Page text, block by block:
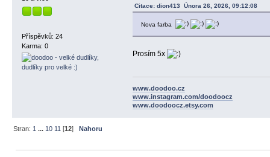
Příspěvků: 24
Karma: 0
Citace: dion413 Února 26, 2026, 09:12:08
Nova farba
Prosím 5x
www.doodoo.cz
www.instagram.com/doodoocz
www.doodoocz.etsy.com
Stran: 1 ... 10 11 [12]Nahoru